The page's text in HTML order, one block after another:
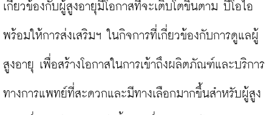
เกี่ยวข้องกับผู้สูงอายุมีโอกาสที่จะเติบโตขึ้นตาม บีโอไอ
พร้อมให้การส่งเสริมฯ ในกิจการที่เกี่ยวข้องกับการดูแลผู้
สูงอายุ เพื่อสร้างโอกาสในการเข้าถึงผลิตภัณฑ์และบริการ
ทางการแพทย์ที่สะดวกและมีทางเลือกมากขึ้นสำหรับผู้สูง